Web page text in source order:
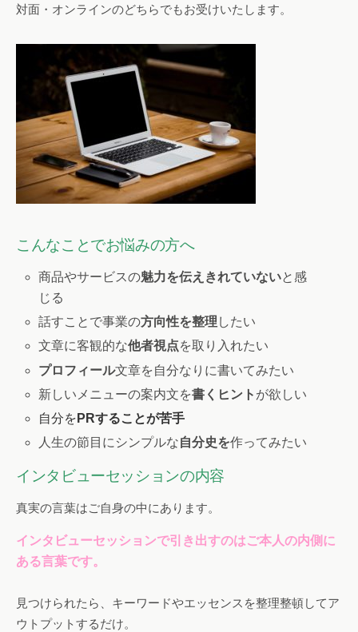
対面・オンラインのどちらでもお受けいたします。
こんなことでお悩みの方へ
商品やサービスの魅力を伝えきれていないと感
じる
話すことで事業の方向性を整理 したい
文章に客観的な他者視点を取り入れたい
プロフィール文章を自分なりに書いてみたい
新しいメニューの案内文を書くヒント が欲しい
自分を PRすることが苦手
人生の節目にシンプルな自分史を作ってみたい
インタビューセッションの内容
真実の言葉はご自身の中にあります。
インタビューセッションで引き出すのはご本人の内側に
ある言葉です。
見つけられたら、キーワードやエッセンスを整理整頓してア
ウトプットするだけ。